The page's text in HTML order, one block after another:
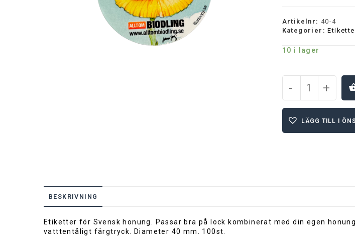
Artikelnr:40-4
Kategorier:
10 i lager
- +
e
LÄGG TILL I
BESKRIVNING
Etiketter för Svensk honung. Passar bra på lock kombinerat med din egen
vatttentåligt färgtryck. Diameter 40 mm. 100st.